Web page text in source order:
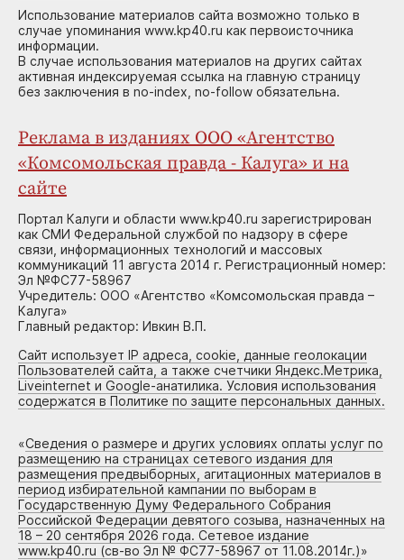
Использование материалов сайта возможно только в
случае упоминания www.kp40.ru как первоисточника
информации.
В случае использования материалов на других сайтах
активная индексируемая ссылка на главную страницу
без заключения в no-index, no-follow обязательна.
Реклама в изданиях ООО «Агентство
«Комсомольская правда - Калуга» и на
сайте
Портал Калуги и области www.kp40.ru зарегистрирован
как СМИ Федеральной службой по надзору в сфере
связи, информационных технологий и массовых
коммуникаций 11 августа 2014 г. Регистрационный номер:
Эл №ФС77-58967
Учредитель: ООО «Агентство «Комсомольская правда –
Калуга»
Главный редактор: Ивкин В.П.
Сайт использует IP адреса, cookie, данные геолокации
Пользователей сайта, а также счетчики Яндекс.Метрика,
Liveinternet и Google-анатилика. Условия использования
содержатся в Политике по защите персональных данных.
«Сведения о размере и других условиях оплаты услуг по
размещению на страницах сетевого издания для
размещения предвыборных, агитационных материалов в
период избирательной кампании по выборам в
Государственную Думу Федерального Собрания
Российской Федерации девятого созыва, назначенных на
18 – 20 сентября 2026 года. Сетевое издание
www.kp40.ru (св-во Эл № ФС77-58967 от 11.08.2014г.)»